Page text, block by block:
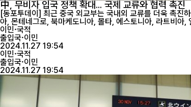
中, 무비자 입국 정책 확대... 국제 교류와 협력 촉진
[동포투데이] 최근 중국 외교부는 국내외 교류를 더욱 촉
이민·국적
출입국·이민
2024.11.27 19:54
이민·국적
출입국·이민
2024.11.27 19:54